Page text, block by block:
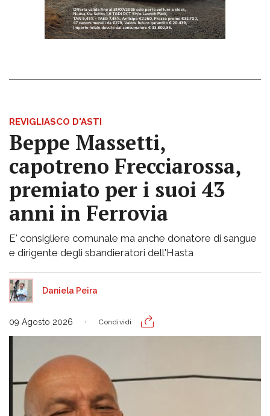
REVIGLIASCO D'ASTI
Beppe Massetti,
capotreno Frecciarossa,
premiato per i suoi 43
anni in Ferrovia
E' consigliere comunale ma anche donatore di sangue
e dirigente degli sbandieratori dell'Hasta
Daniela Peira
09 Agosto 2026 Condividi